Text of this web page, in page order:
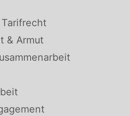
& Armut